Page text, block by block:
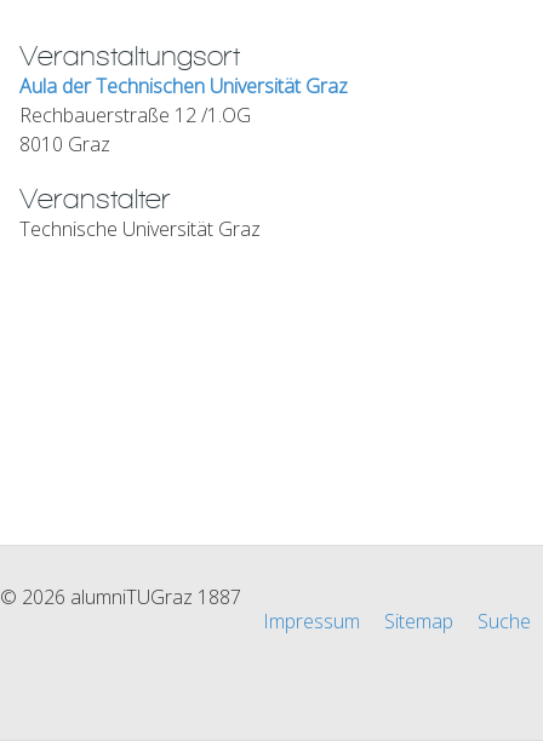
Veranstaltungsort
Aula der Technischen Universität Graz
Rechbauerstraße 12 /1.OG
8010 Graz
Veranstalter
Technische Universität Graz
© 2026 alumniTUGraz 1887
Impressum
Sitemap Suche